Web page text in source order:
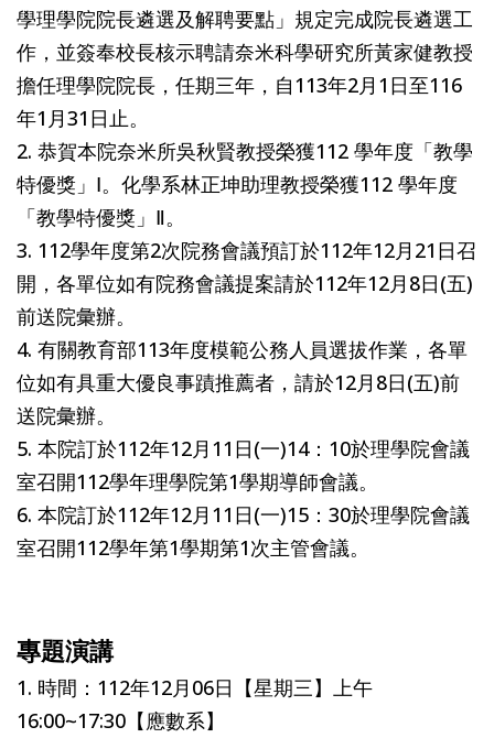
學理學院院長遴選及解聘要點」規定完成院長遴選工
作，並簽奉校長核示聘請奈米科學研究所黃家健教授
擔任理學院院長，任期三年，自113年2月1日至116
年1月31日止。
2. 恭賀本院奈米所吳秋賢教授榮獲112 學年度「教學
特優獎」Ⅰ。化學系林正坤助理教授榮獲112 學年度
「教學特優獎」Ⅱ。
3. 112學年度第2次院務會議預訂於112年12月21日召
開，各單位如有院務會議提案請於112年12月8日(五)
前送院彙辦。
4. 有關教育部113年度模範公務人員選拔作業，各單
位如有具重大優良事蹟推薦者，請於12月8日(五)前
送院彙辦。
5. 本院訂於112年12月11日(一)14：10於理學院會議
室召開112學年理學院第1學期導師會議。
6. 本院訂於112年12月11日(一)15：30於理學院會議
室召開112學年第1學期第1次主管會議。
專題演講
1. 時間：112年12月06日【星期三】上午
16:00~17:30【應數系】